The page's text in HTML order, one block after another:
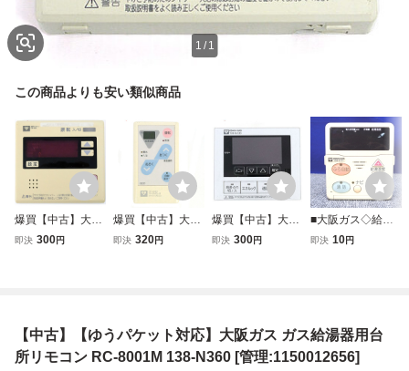
1 / 1
この商品よりも安い類似商品
爆買【中古】大阪
ガス 給湯器用台所
即決 300円
爆買【中古】大阪
ガス 給湯器用台所
即決 320円
爆買【中古】大阪
ガス 給湯器用リモ
即決 300円
■大阪ガス◇給湯
器リモコン【138-
即決 10円
【中古】【ゆうパケット対応】大阪ガス ガス給湯器用台
所リモコン RC-8001M 138-N360 [管理:1150012656]